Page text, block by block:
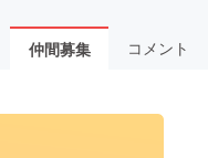
仲間募集 コメント